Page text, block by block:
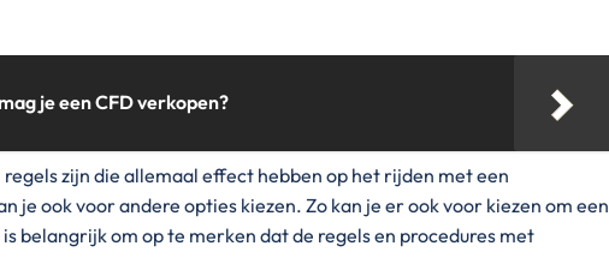
je een CFD verkopen?
zijn die allemaal effect hebben op het rijden met een
je ook voor andere opties kiezen. Zo kan je er ook voor kiezen om een
is belangrijk om op te merken dat de regels en procedures met